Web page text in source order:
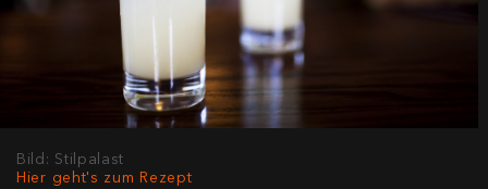
Bild: Stilpalast
Hier geht's zum Rezept